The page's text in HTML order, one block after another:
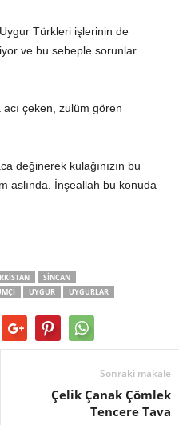
Türkleri işlerinin de
ve bu sebeple sorunlar
çeken, zulüm gören
değinerek kulağınızın bu
aslında. İnşeallah bu konuda
SINCAN
UYGUR UYGURLAR
Sonraki makale
Çelik Çanak Çömlek
Tencere Tava